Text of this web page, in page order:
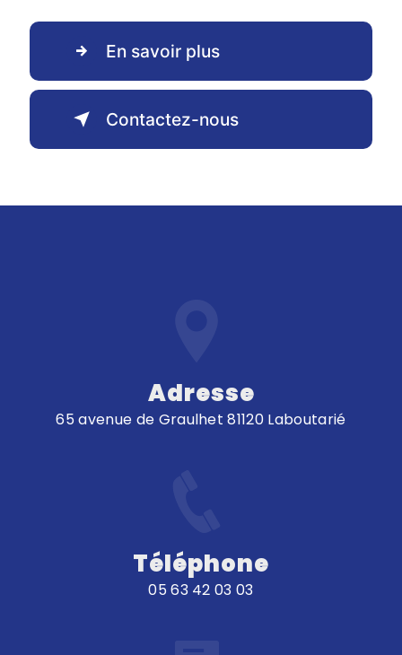
En savoir plus
Contactez-nous
Adresse
65 avenue de Graulhet 81120 Laboutarié
Téléphone
05 63 42 03 03